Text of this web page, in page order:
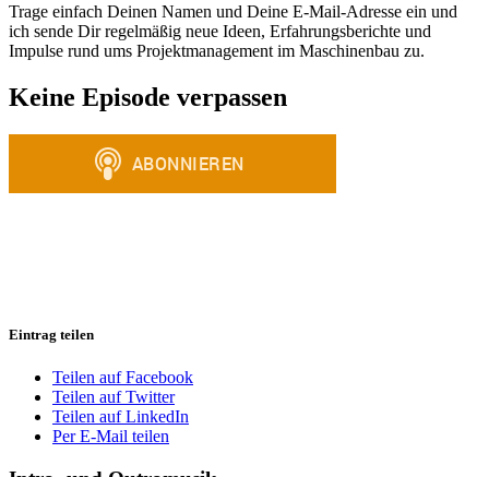
Trage einfach Deinen Namen und Deine E-Mail-Adresse ein und
ich sende Dir regelmäßig neue Ideen, Erfahrungsberichte und
Impulse rund ums Projektmanagement im Maschinenbau zu.
Keine Episode verpassen
Eintrag teilen
Teilen auf Facebook
Teilen auf Twitter
Teilen auf LinkedIn
Per E-Mail teilen